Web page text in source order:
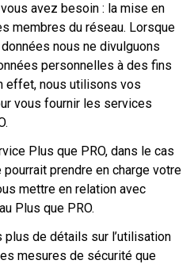
avez besoin : la mise en
membres du réseau. Lorsque
nous ne divulguons
personnelles à des fins
effet, nous utilisons vos
vous fournir les services
Plus que PRO, dans le cas
prendre en charge votre
mettre en relation avec
Plus que PRO.
de détails sur l’utilisation
mesures de sécurité que